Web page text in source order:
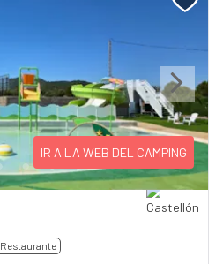
Next
IR A LA WEB DEL CAMPING
Restaurante